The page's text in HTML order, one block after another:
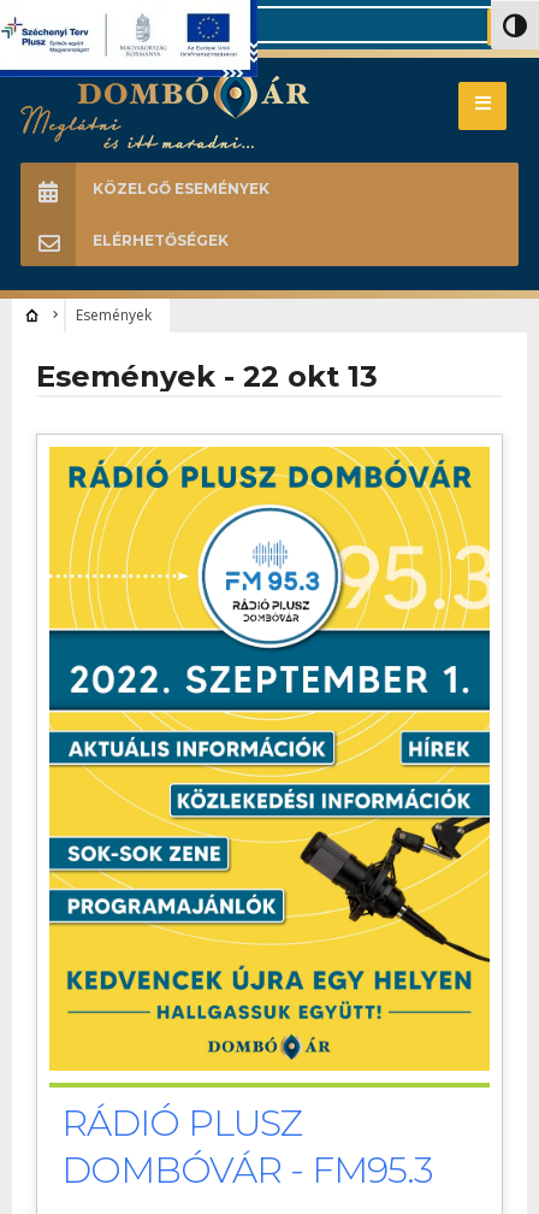
Search
KÖZELGŐ ESEMÉNYEK
ELÉRHETŐSÉGEK
Események
Események - 22 okt 13
RÁDIÓ PLUSZ
DOMBÓVÁR - FM95.3